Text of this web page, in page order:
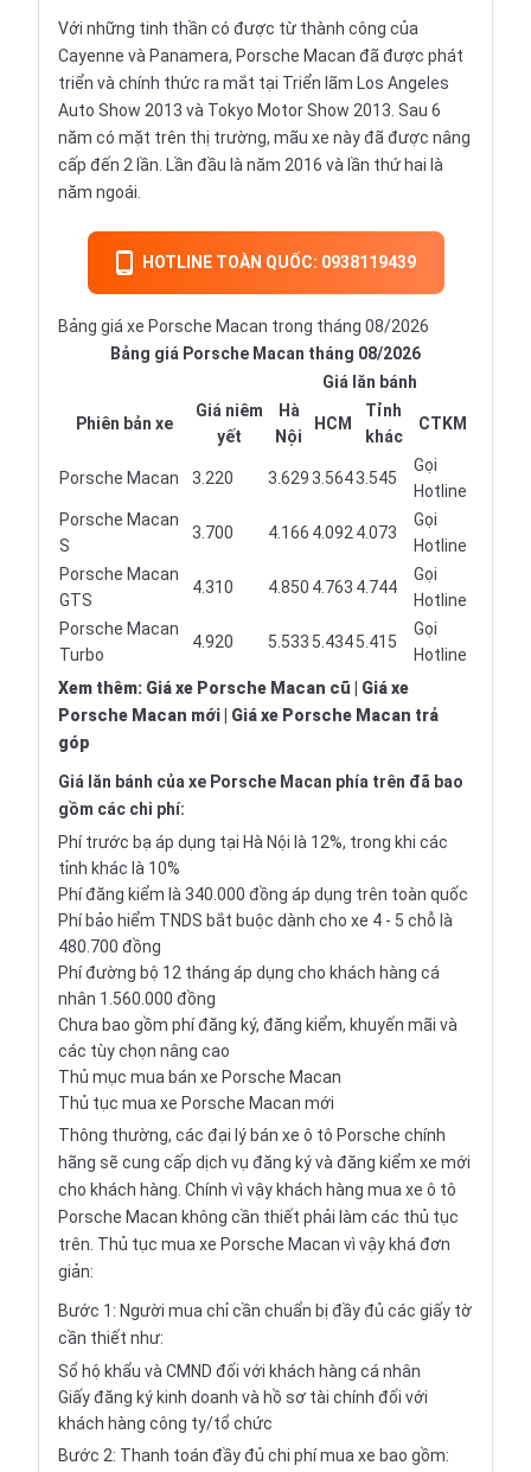
Với những tinh thần có được từ thành công của
Cayenne và Panamera, Porsche Macan đã được phát
triển và chính thức ra mắt tại Triển lãm Los Angeles
Auto Show 2013 và Tokyo Motor Show 2013. Sau 6
năm có mặt trên thị trường, mãu xe này đã được nâng
cấp đến 2 lần. Lần đầu là năm 2016 và lần thứ hai là
năm ngoái.
HOTLINE TOÀN QUỐC: 0938119439
Bảng giá xe Porsche Macan trong tháng 08/2026
Bảng giá Porsche Macan tháng 08/2026
Giá lăn bánh
Phiên bản xe
Giá niêm
yết
Hà
Nội
HCM
Tỉnh
khác
CTKM
Porsche Macan 3.220 3.6293.5643.545
Gọi
Hotline
Porsche Macan
S
3.700 4.166 4.092 4.073
Gọi
Hotline
Porsche Macan
GTS
4.310 4.850 4.763 4.744
Gọi
Hotline
Porsche Macan
Turbo
4.920 5.533 5.4345.415
Gọi
Hotline
Xem thêm: Giá xe Porsche Macan cũ
Giá xe
Porsche Macan mới
Giá xe Porsche Macan trả
góp
Giá lăn bánh của xe Porsche Macan phía trên đã bao
gồm các chi phí:
Phí trước bạ áp dụng tại Hà Nội là 12%, trong khi các
tỉnh khác là 10%
Phí đăng kiểm là 340.000 đồng áp dụng trên toàn quốc
Phí bảo hiểm TNDS bắt buộc dành cho xe 4 - 5 chỗ là
480.700 đồng
Phí đường bộ 12 tháng áp dụng cho khách hàng cá
nhân 1.560.000 đồng
Chưa bao gồm phí đăng ký, đăng kiểm, khuyến mãi và
các tùy chọn nâng cao
Thủ mục mua bán xe Porsche Macan
Thủ tục mua xe Porsche Macan mới
Thông thường, các đại lý bán xe ô tô Porsche chính
hãng sẽ cung cấp dịch vụ đăng ký và đăng kiểm xe mới
cho khách hàng. Chính vì vậy khách hàng mua xe ô tô
Porsche Macan không cần thiết phải làm các thủ tục
trên. Thủ tục mua xe Porsche Macan vì vậy khá đơn
giản:
Bước 1: Người mua chỉ cần chuẩn bị đầy đủ các giấy tờ
cần thiết như:
Sổ hộ khẩu và CMND đối với khách hàng cá nhân
Giấy đăng ký kinh doanh và hồ sơ tài chính đối với
khách hàng công ty/tổ chức
Bước 2: Thanh toán đầy đủ chi phí mua xe bao gồm: